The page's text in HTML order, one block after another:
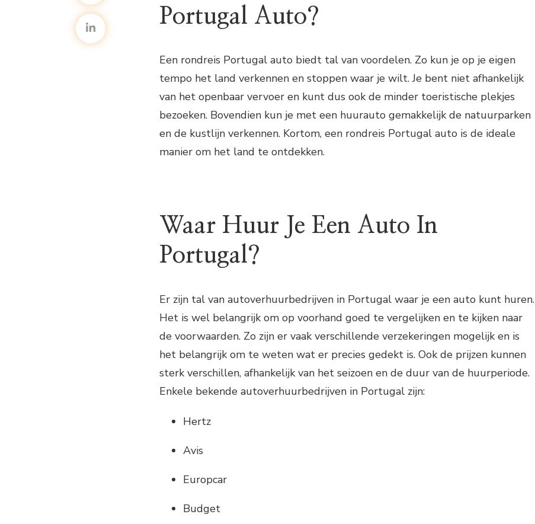
Portugal Auto?
Een rondreis Portugal auto biedt tal van voordelen. Zo kun je op je eigen
tempo het land verkennen en stoppen waar je wilt. Je bent niet afhankelijk
van het openbaar vervoer en kunt dus ook de minder toeristische plekjes
bezoeken. Bovendien kun je met een huurauto gemakkelijk de natuurparken
en de kustlijn verkennen. Kortom, een rondreis Portugal auto is de ideale
manier om het land te ontdekken.
Waar Huur Je Een Auto In
Portugal?
Er zijn tal van autoverhuurbedrijven in Portugal waar je een auto kunt huren.
Het is wel belangrijk om op voorhand goed te vergelijken en te kijken naar
de voorwaarden. Zo zijn er vaak verschillende verzekeringen mogelijk en is
het belangrijk om te weten wat er precies gedekt is. Ook de prijzen kunnen
sterk verschillen, afhankelijk van het seizoen en de duur van de huurperiode.
Enkele bekende autoverhuurbedrijven in Portugal zijn:
Hertz
Avis
Europcar
Budget